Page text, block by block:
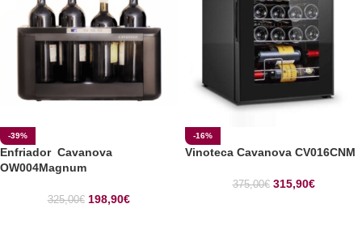
-39%
Enfriador Cavanova
OW004Magnum
325,00€ 198,90€
-16%
Vinoteca Cavanova CV016CNM
375,00€ 315,90€